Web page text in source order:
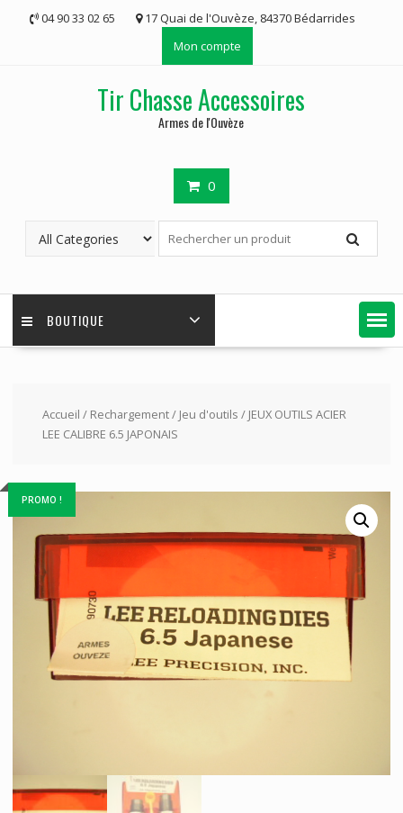
04 90 33 02 65
17 Quai de l'Ouvèze, 84370 Bédarrides
Mon compte
Tir Chasse Accessoires
Armes de l'Ouvèze
0
BOUTIQUE
Accueil / Rechargement/ Jeu d'outils / JEUX OUTILS ACIER
LEE CALIBRE 6.5 JAPONAIS
PROMO !